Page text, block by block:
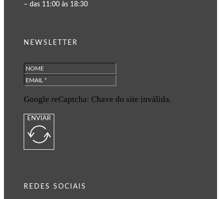
– das 11:00 às 18:30
NEWSLETTER
Google reCaptcha: Chave do site inválida.
ENVIAR
REDES SOCIAIS